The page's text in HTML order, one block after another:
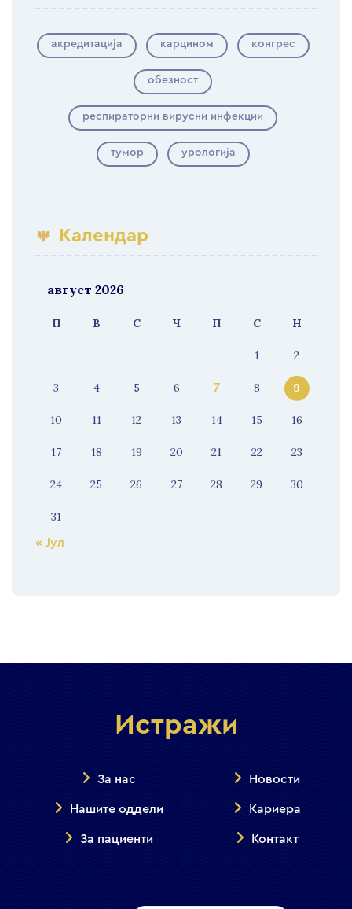
акредитација карцином конгрес
обезност
респираторни вирусни инфекции
тумор урологија
Календар
август 2026
П В С Ч П С Н
1 2
3 4 5 6 7 8 9
10 11 12 13 14 15 16
17 18 19 20 21 22 23
24 25 26 27 28 29 30
31
« Јул
Истражи
За нас
Нашите оддели
За пациенти
Новости
Кариера
Контакт